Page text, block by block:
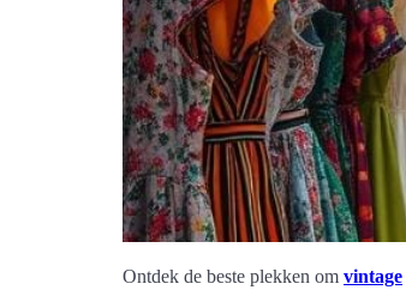
Ontdek de beste plekken om vintage